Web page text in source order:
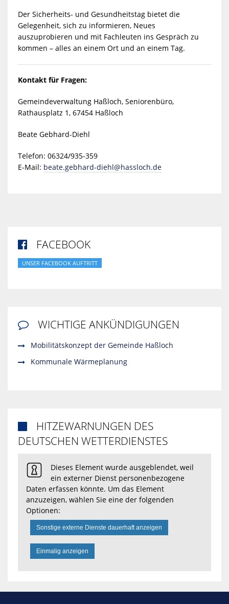
Der Sicherheits- und Gesundheitstag bietet die
Gelegenheit, sich zu informieren, Neues
auszuprobieren und mit Fachleuten ins Gespräch zu
kommen – alles an einem Ort und an einem Tag.
Kontakt für Fragen:
Gemeindeverwaltung Haßloch, Seniorenbüro,
Rathausplatz 1, 67454 Haßloch
Beate Gebhard-Diehl
Telefon: 06324/935-359
E-Mail: beate.gebhard-diehl@hassloch.de
 FACEBOOK
UNSER FACEBOOK AUFTRITT
 WICHTIGE ANKÜNDIGUNGEN
Mobilitätskonzept der Gemeinde Haßloch
Kommunale Wärmeplanung
HITZEWARNUNGEN DES
DEUTSCHEN WETTERDIENSTES
Dieses Element wurde ausgeblendet, weil
ein externer Dienst personenbezogene
Daten erfassen könnte. Um das Element
anzuzeigen, wählen Sie eine der folgenden
Optionen:
Sonstige externe Dienste dauerhaft anzeigen
Einmalig anzeigen